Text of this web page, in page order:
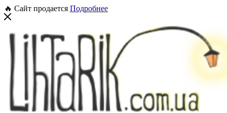
🔥 Сайт продается Подробнее